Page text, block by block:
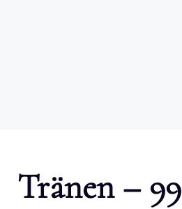
Tränen – 99